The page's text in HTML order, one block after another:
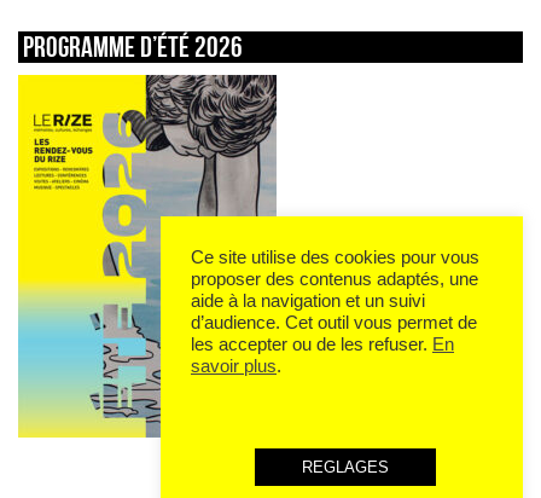
Programme d’été 2026
Ce site utilise des cookies pour vous
proposer des contenus adaptés, une
aide à la navigation et un suivi
d’audience. Cet outil vous permet de
les accepter ou de les refuser. En
savoir plus.
REGLAGES